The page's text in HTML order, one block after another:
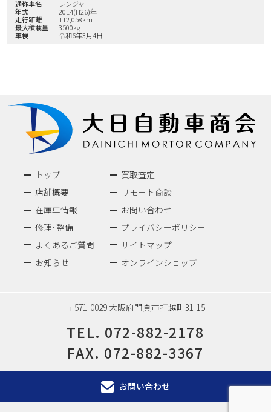
通称車名
レンジャー
年式
2014(H26)年
走行距離
112,058km
最大積載量
3500kg
車検
令和6年3月4日
トップ
店舗概要
在庫車情報
修理･整備
よくあるご質問
お知らせ
買取査定
リモート商談
お問い合わせ
プライバシーポリシー
サイトマップ
オンラインショップ
〒571-0029 大阪府門真市打越町31-15
TEL. 072-882-2178
FAX. 072-882-3367
お問い合わせ